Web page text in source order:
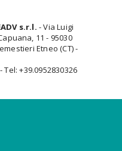
s.r.l. - Via Luigi
11 - 95030
Etneo (CT) -
+39.0952830326